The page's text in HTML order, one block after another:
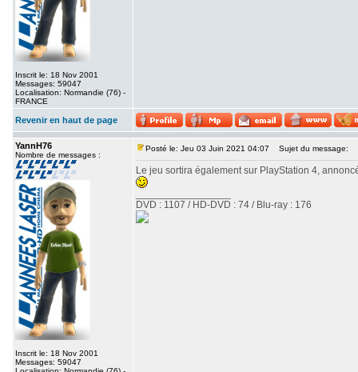
Inscrit le: 18 Nov 2001
Messages: 59047
Localisation: Normandie (76) -
FRANCE
Revenir en haut de page
YannH76
Nombre de messages :
Inscrit le: 18 Nov 2001
Messages: 59047
Posté le: Jeu 03 Juin 2021 04:07 Sujet du message:
Le jeu sortira également sur PlayStation 4,
DVD : 1107 / HD-DVD : 74 / Blu-ray : 176